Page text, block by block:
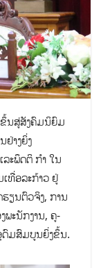
ຂຶ້ນສູ່ສັງຄົມນິຍົມ
າງຍິ່ງ
ະພຶດຕິ ກຳ ໃນ
ທື່ອລະກ້າວ ຢູ່
ຽນຕົວຈິງ, ການ
ພະນັກງານ, ຄູ-
ດົມສົມບູນຍິ່ງຂຶ້ນ.